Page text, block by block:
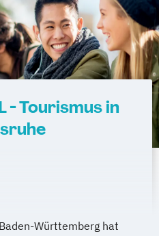
- Tourismus in
Württemberg hat